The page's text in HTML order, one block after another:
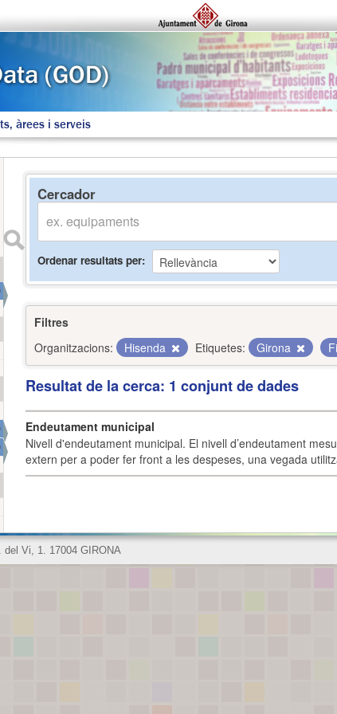
àrees i serveis
Cercador
Ordenar resultats per
Filtres
Organitzacions:
Hisenda Etiquetes: Girona
Resultat de la cerca: 1 conjunt de dades
Endeutament municipal
Nivell d'endeutament municipal. El nivell d’endeutament
extern per a poder fer front a les despeses, una vegada
del Vi, 1. 17004 GIRONA